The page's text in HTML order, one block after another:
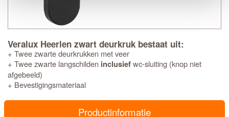
Veralux Heerlen zwart deurkruk bestaat uit:
+ Twee zwarte deurkrukken met veer
+ Twee zwarte langschilden inclusiefwc-sluiting (knop niet
afgebeeld)
+ Bevestigingsmateriaal
Productinformatie